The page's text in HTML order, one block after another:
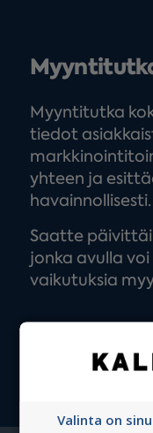
Myyntitutka
tiedot
yhteen ja
havainnollisesti.
Saatte
jonka avulla
vaikutuksia
Valinta on